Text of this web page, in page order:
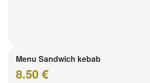
Menu Sandwich kebab
8.50 €